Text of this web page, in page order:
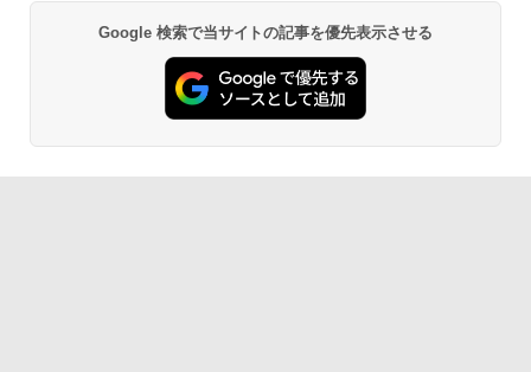
Google 検索で当サイトの記事を優先表示させる